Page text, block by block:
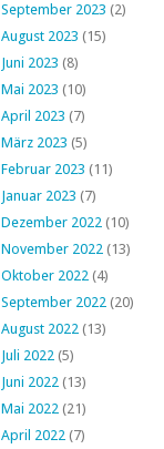
September 2023 (2)
August 2023 (15)
Juni 2023 (8)
Mai 2023 (10)
April 2023 (7)
März 2023 (5)
Februar 2023 (11)
Januar 2023 (7)
Dezember 2022 (10)
November 2022 (13)
Oktober 2022 (4)
September 2022 (20)
August 2022 (13)
Juli 2022 (5)
Juni 2022 (13)
Mai 2022 (21)
April 2022 (7)